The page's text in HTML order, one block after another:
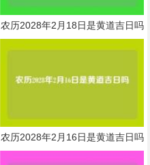
农历2028年2月18日是黄道吉日吗
农历2028年2月16日是黄道吉日吗